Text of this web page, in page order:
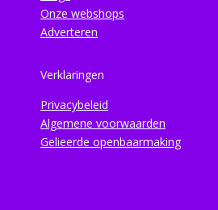
Onze webshops
Adverteren
Verklaringen
Privacybeleid
Algemene voorwaarden
Gelieerde openbaarmaking